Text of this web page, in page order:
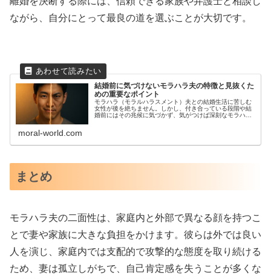
ながら、自分にとって最良の道を選ぶことが大切です。
結婚前に気づけないモラハラ夫の特徴と見抜くた
めの重要なポイント
モラハラ（モラルハラスメント）夫との結婚生活に苦しむ
女性が後を絶ちません。しかし、付き合っている段階や結
婚前にはその兆候に気づかず、気がつけば深刻なモラハラ
moral-world.com
まとめ
モラハラ夫の二面性は、家庭内と外部で異なる顔を持つこ
とで妻や家族に大きな負担をかけます。彼らは外では良い
人を演じ、家庭内では支配的で攻撃的な態度を取り続ける
ため、妻は孤立しがちで、自己肯定感を失うことが多くな